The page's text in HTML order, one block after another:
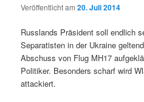
Veröffentlicht am20. Juli 2014
Russlands Präsident soll endlich
Separatisten in der Ukraine
Abschuss von Flug MH17
Politiker. Besonders scharf wird
attackiert.